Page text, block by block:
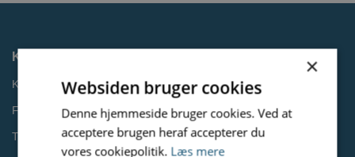
Kontakt
Kontakt os
Få et tilbud
Tip en kunde
×
Websiden bruger cookies
Denne hjemmeside bruger cookies. Ved at
acceptere brugen heraf accepterer du
vores cookiepolitik. Læs mere